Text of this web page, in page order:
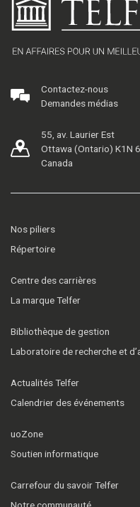
Contactez-nous
Demandes médias
55, av. Laurier Est
Ottawa (Ontario) K1N
Canada
Nos piliers
Répertoire
Centre des carrières
La marque Telfer
Bibliothèque de gestion
Laboratoire de recherche et
Actualités Telfer
Calendrier des événements
uoZone
Soutien informatique
Carrefour du savoir Telfer